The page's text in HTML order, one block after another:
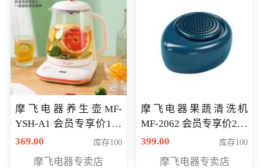
摩飞电器养生壶MF-
YSH-A1 会员专享价198
元
369.00 库存100
摩飞电器专卖店
摩飞电器果蔬清洗机
MF-2062 会员专享价268
元
399.00 库存100
摩飞电器专卖店